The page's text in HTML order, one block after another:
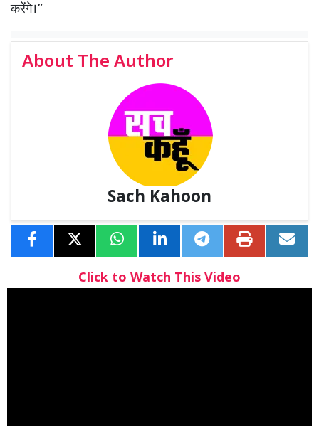
करेंगे।”
About The Author
Sach Kahoon
Click to Watch This Video